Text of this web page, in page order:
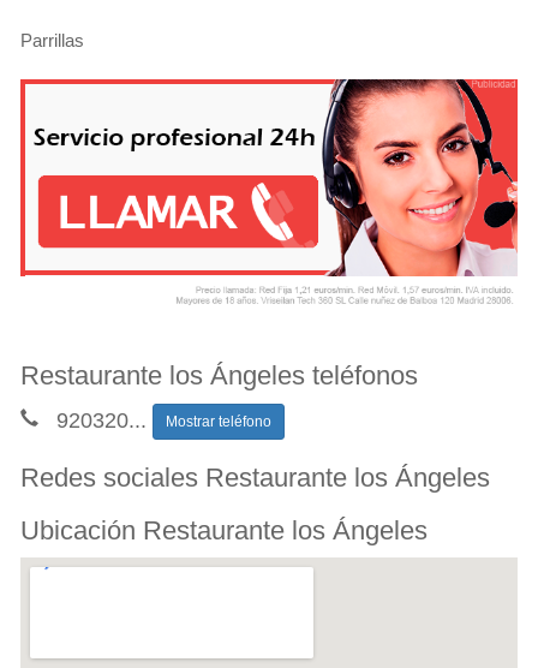
Parrillas
Restaurante los Ángeles teléfonos
920320... Mostrar teléfono
Redes sociales Restaurante los Ángeles
Ubicación Restaurante los Ángeles